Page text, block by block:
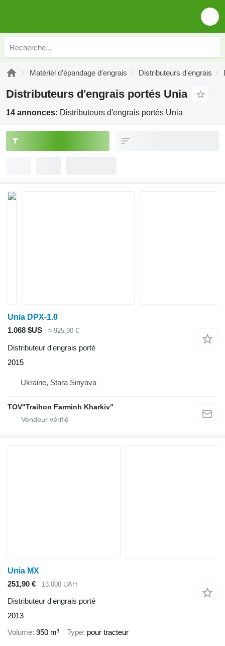
Matériel d'épandage d'engrais Distributeurs d'engrais
Distributeurs d'engrais portés Unia
14 annonces: Distributeurs d'engrais portés Unia
Unia DPX-1.0
1.068 $US
≈ 925,90 €
Distributeur d'engrais porté
2015
Ukraine, Stara Sinyava
TOV"Traihon Farminh Kharkiv"
Unia MX
251,90 €
13.000 UAH
Distributeur d'engrais porté
2013
Volume 950 m³ Type pour tracteur